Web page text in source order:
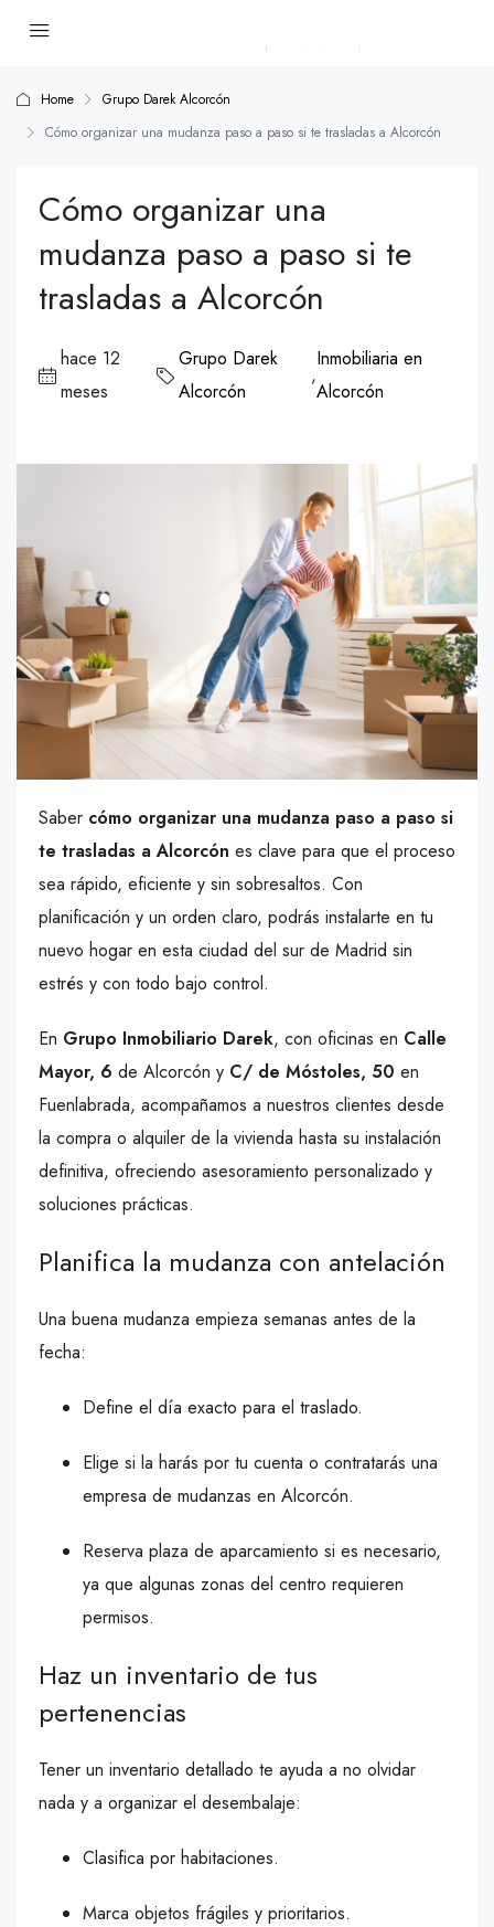
Home
Grupo Darek Alcorcón
Cómo organizar una mudanza paso a paso si te trasladas a Alcorcón
Cómo organizar una
mudanza paso a paso si te
trasladas a Alcorcón
hace 12
meses
Grupo Darek
Alcorcón
,
Inmobiliaria en
Alcorcón
Saber cómo organizar una mudanza paso a paso si
te trasladas a Alcorcón es clave para que el proceso
sea rápido, eficiente y sin sobresaltos. Con
planificación y un orden claro, podrás instalarte en tu
nuevo hogar en esta ciudad del sur de Madrid sin
estrés y con todo bajo control.
En Grupo Inmobiliario Darek, con oficinas en Calle
Mayor, 6 de Alcorcón y C/ de Móstoles, 50 en
Fuenlabrada, acompañamos a nuestros clientes desde
la compra o alquiler de la vivienda hasta su instalación
definitiva, ofreciendo asesoramiento personalizado y
soluciones prácticas.
Planifica la mudanza con antelación
Una buena mudanza empieza semanas antes de la
fecha:
Define el día exacto para el traslado.
Elige si la harás por tu cuenta o contratarás una
empresa de mudanzas en Alcorcón.
Reserva plaza de aparcamiento si es necesario,
ya que algunas zonas del centro requieren
permisos.
Haz un inventario de tus
pertenencias
Tener un inventario detallado te ayuda a no olvidar
nada y a organizar el desembalaje:
Clasifica por habitaciones.
Marca objetos frágiles y prioritarios.